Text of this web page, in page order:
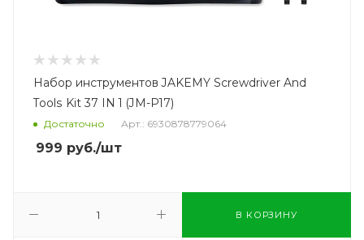
Набор инструментов JAKEMY Screwdriver And
Tools Kit 37 IN 1 (JM-P17)
Достаточно Арт.: 6930878779064
999 руб./шт
В КОРЗИНУ